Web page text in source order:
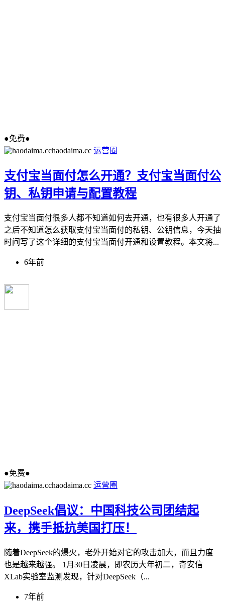
●免费●
haodaima.cc 运营圈
支付宝当面付怎么开通？支付宝当面付公
钥、私钥申请与配置教程
支付宝当面付很多人都不知道如何去开通，也有很多人开通了
之后不知道怎么获取支付宝当面付的私钥、公钥信息，今天抽
时间写了这个详细的支付宝当面付开通和设置教程。本文将...
6年前
●免费●
haodaima.cc 运营圈
DeepSeek倡议：中国科技公司团结起
来，携手抵抗美国打压！
随着DeepSeek的爆火，老外开始对它的攻击加大，而且力度
也是越来越强。 1月30日凌晨，即农历大年初二，奇安信
XLab实验室监测发现，针对DeepSeek（...
7年前